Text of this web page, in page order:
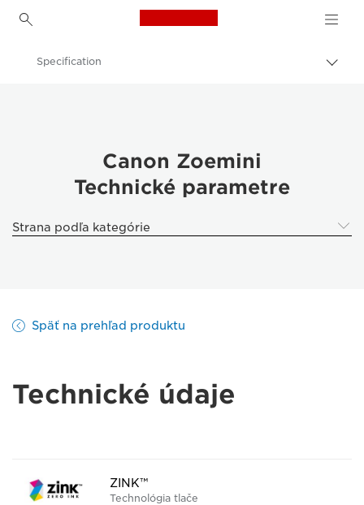
Canon Logo, back to
Canon Zoemini - Tlačiarne
Specification
Canon Zoemini
Technické parametre
Strana podľa kategórie
Späť na prehľad produktu
Technické údaje
ZINK™
Technológia tlače